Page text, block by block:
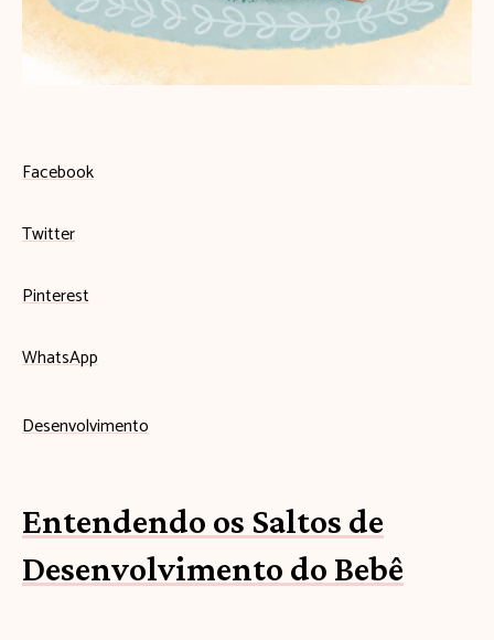
Facebook
Twitter
Pinterest
WhatsApp
Desenvolvimento
Entendendo os Saltos de
Desenvolvimento do Bebê